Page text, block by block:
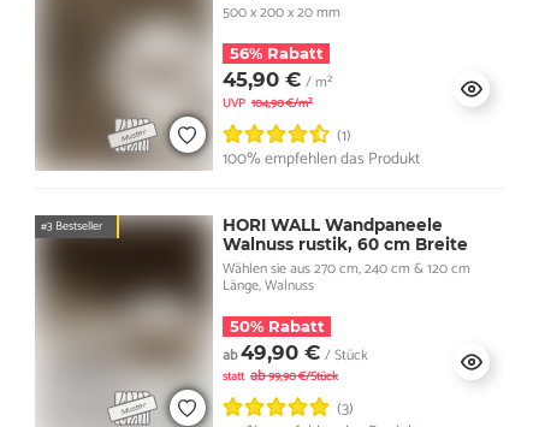
500 x 200 x 20 mm
56% Rabatt
45,90 € / m²
UVP 104,90 €/m²
(1)
100% empfehlen das Produkt
#3 Bestseller
HORI WALL Wandpaneele
Walnuss rustik, 60 cm Breite
Wählen sie aus 270 cm, 240 cm & 120 cm
Länge, Walnuss
50% Rabatt
ab49,90 € / Stück
statt ab99,90 €/Stück
(3)